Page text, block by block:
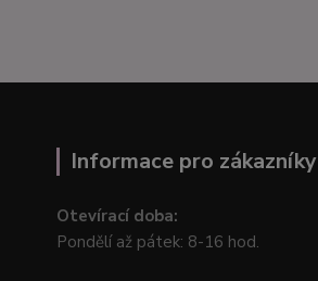
Informace pro zákazníky
Otevírací doba:
Pondělí až pátek: 8-16 hod.